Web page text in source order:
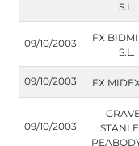
S.L.
09/10/2003
FX
S.L.
09/10/2003 FX
09/10/2003